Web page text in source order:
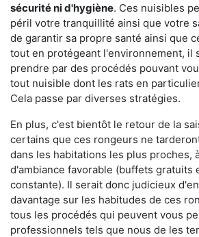
sécurité ni d'hygiène. Ces nuisibles
péril votre tranquillité ainsi que votre
de garantir sa propre santé ainsi que
tout en protégeant l'environnement, il
prendre par des procédés pouvant
tout nuisible dont les rats en
Cela passe par diverses stratégies.
En plus, c'est bientôt le retour de la
certains que ces rongeurs ne
dans les habitations les plus proches,
d'ambiance favorable (buffets gratuits
constante). Il serait donc judicieux
davantage sur les habitudes de ces
tous les procédés qui peuvent vous
professionnels tels que nous de les